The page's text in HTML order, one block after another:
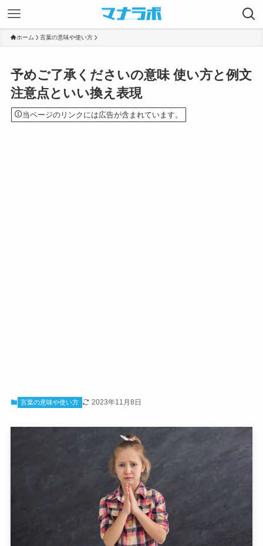
ホーム 言葉の意味や使い方
予めご了承くださいの意味 使い方と例文
注意点といい換え表現
当ページのリンクには広告が含まれています。
言葉の意味や使い方 2023年11月8日